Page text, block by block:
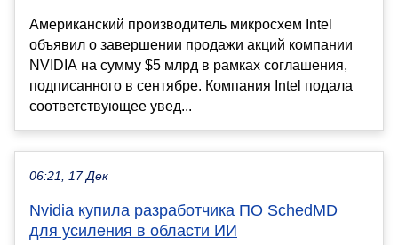
Американский производитель микросхем Intel
объявил о завершении продажи акций компании
NVIDIA на сумму $5 млрд в рамках соглашения,
подписанного в сентябре. Компания Intel подала
соответствующее увед...
06:21, 17 Дек
Nvidia купила разработчика ПО SchedMD
для усиления в области ИИ